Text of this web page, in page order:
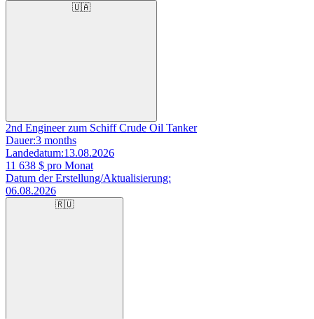
🇺🇦
2nd Engineer zum Schiff Crude Oil Tanker
Dauer:3 months
Landedatum:13.08.2026
11 638 $ pro Monat
Datum der Erstellung/Aktualisierung:
06.08.2026
🇷🇺